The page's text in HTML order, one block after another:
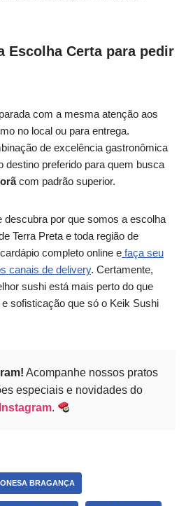
Escolha Certa para pedir
com a mesma atenção aos
no local ou para entrega.
de excelência gastronômica
destino preferido para quem busca
com padrão superior.
descubra por que somos a escolha
Terra Preta e toda região de
completo online e faça seu
canais de delivery. Certamente,
sushi está mais perto do que
sofisticação que só o Keik Sushi
Acompanhe nossos pratos
especiais e novidades do
.
BRAGANÇA